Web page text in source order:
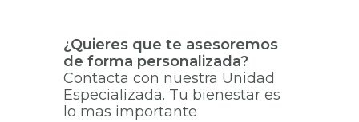
¿Quieres que te asesoremos
de forma personalizada?
Contacta con nuestra Unidad
Especializada. Tu bienestar es
lo mas importante